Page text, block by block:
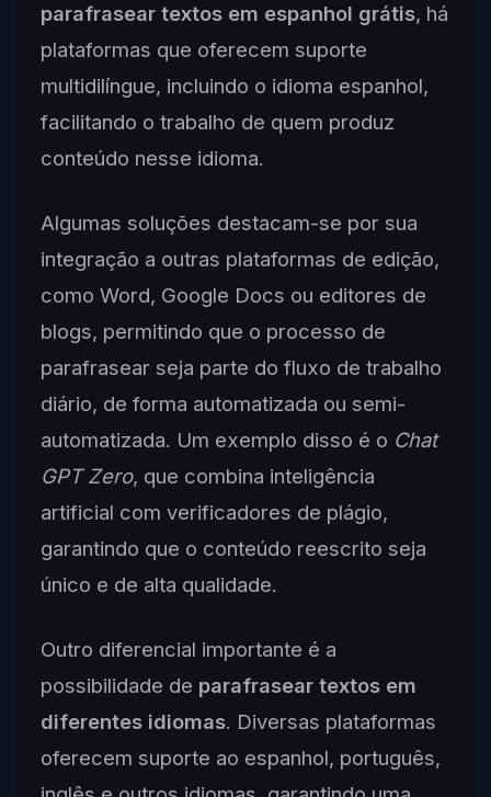
parafrasear textos em espanhol grátis, há
plataformas que oferecem suporte
multidilíngue, incluindo o idioma espanhol,
facilitando o trabalho de quem produz
conteúdo nesse idioma.
Algumas soluções destacam-se por sua
integração a outras plataformas de edição,
como Word, Google Docs ou editores de
blogs, permitindo que o processo de
parafrasear seja parte do fluxo de trabalho
diário, de forma automatizada ou semi-
automatizada. Um exemplo disso é o Chat
GPT Zero, que combina inteligência
artificial com verificadores de plágio,
garantindo que o conteúdo reescrito seja
único e de alta qualidade.
Outro diferencial importante é a
possibilidade de parafrasear textos em
diferentes idiomas. Diversas plataformas
oferecem suporte ao espanhol, português,